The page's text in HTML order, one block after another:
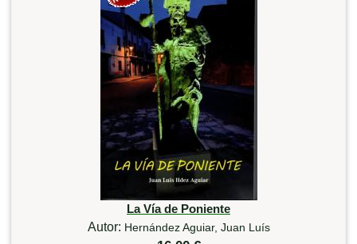
La Vía de Poniente
Autor: Hernández Aguiar, Juan Luís